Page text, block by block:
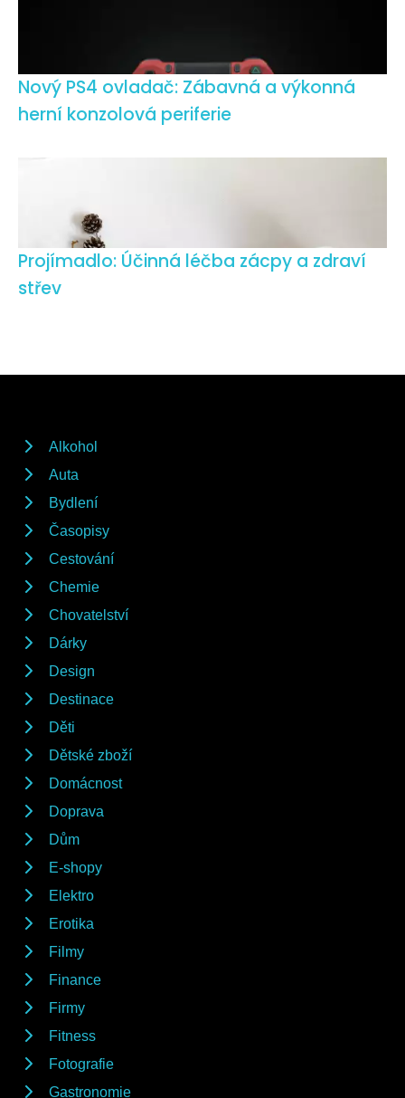
Nový PS4 ovladač: Zábavná a výkonná
herní konzolová periferie
Projímadlo: Účinná léčba zácpy a zdraví
střev
Alkohol
Auta
Bydlení
Časopisy
Cestování
Chemie
Chovatelství
Dárky
Design
Destinace
Děti
Dětské zboží
Domácnost
Doprava
Dům
E-shopy
Elektro
Erotika
Filmy
Finance
Firmy
Fitness
Fotografie
Gastronomie